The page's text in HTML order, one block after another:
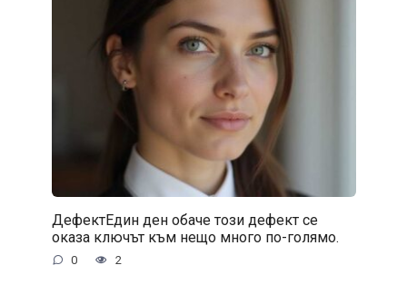
ДефектЕдин ден обаче този дефект се
оказа ключът към нещо много по-голямо.
0 2